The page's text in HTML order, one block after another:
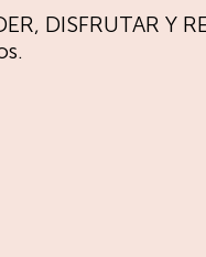
DISFRUTAR Y